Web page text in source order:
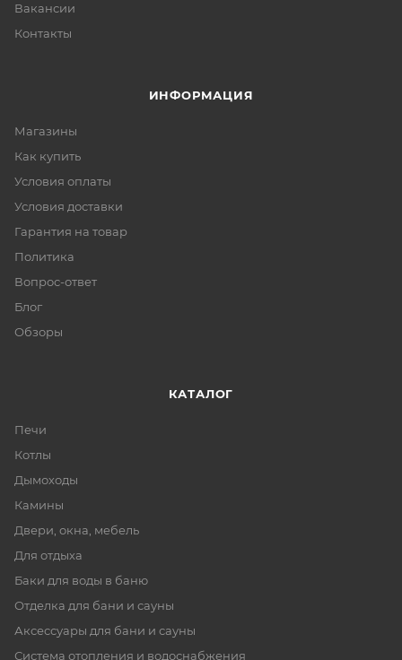
Вакансии
Контакты
ИНФОРМАЦИЯ
Магазины
Как купить
Условия оплаты
Условия доставки
Гарантия на товар
Политика
Вопрос-ответ
Блог
Обзоры
КАТАЛОГ
Печи
Котлы
Дымоходы
Камины
Двери, окна, мебель
Для отдыха
Баки для воды в баню
Отделка для бани и сауны
Аксессуары для бани и сауны
Система отопления и водоснабжения